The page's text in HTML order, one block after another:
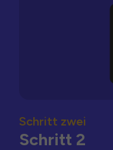
Schritt zwei
Schritt 2